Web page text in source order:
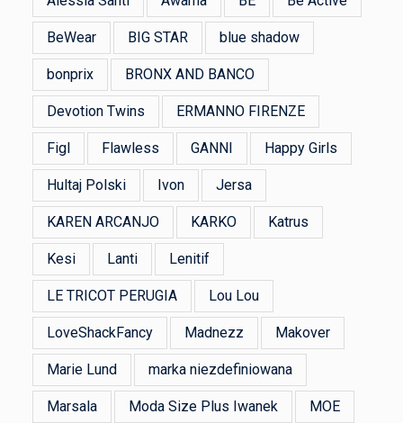
BeWear BIG STAR blue shadow
bonprix BRONX AND BANCO
Devotion Twins ERMANNO FIRENZE
Figl Flawless GANNI Happy Girls
Hultaj Polski Ivon Jersa
KAREN ARCANJO KARKO Katrus
Kesi Lanti Lenitif
LE TRICOT PERUGIA Lou Lou
LoveShackFancy Madnezz Makover
Marie Lund marka niezdefiniowana
Marsala Moda Size Plus Iwanek MOE